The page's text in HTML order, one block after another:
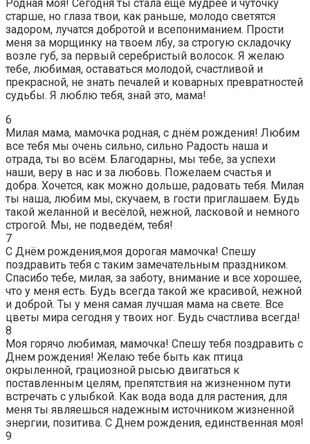
Родная моя! Сегодня ты стала еще мудрее и чуточку
старше, но глаза твои, как раньше, молодо светятся
задором, лучатся добротой и всепониманием. Прости
меня за морщинку на твоем лбу, за строгую складочку
возле губ, за первый серебристый волосок. Я желаю
тебе, любимая, оставаться молодой, счастливой и
прекрасной, не знать печалей и коварных превратностей
судьбы. Я люблю тебя, знай это, мама!
6
Милая мама, мамочка родная, с днём рождения! Любим
все тебя мы очень сильно, сильно Радость наша и
отрада, ты во всём. Благодарны, мы тебе, за успехи
наши, веру в нас и за любовь. Пожелаем счастья и
добра. Хочется, как можно дольше, радовать тебя. Милая
ты наша, любим мы, скучаем, в гости приглашаем. Будь
такой желанной и весёлой, нежной, ласковой и немного
строгой. Мы, не подведём, тебя!
7
С Днём рождения,моя дорогая мамочка! Спешу
поздравить тебя с таким замечательным праздником.
Спасибо тебе, милая, за заботу, внимание и все хорошее,
что у меня есть. Будь всегда такой же красивой, нежной
и доброй. Ты у меня самая лучшая мама на свете. Все
цветы мира сегодня у твоих ног. Будь счастлива всегда!
8
Моя горячо любимая, мамочка! Спешу тебя поздравить с
Днем рождения! Желаю тебе быть как птица
окрыленной, грациозной рысью двигаться к
поставленным целям, препятствия на жизненном пути
встречать с улыбкой. Как вода вода для растения, для
меня ты являешься надежным источником жизненной
энергии, позитива. С Днем рождения, единственная моя!
9